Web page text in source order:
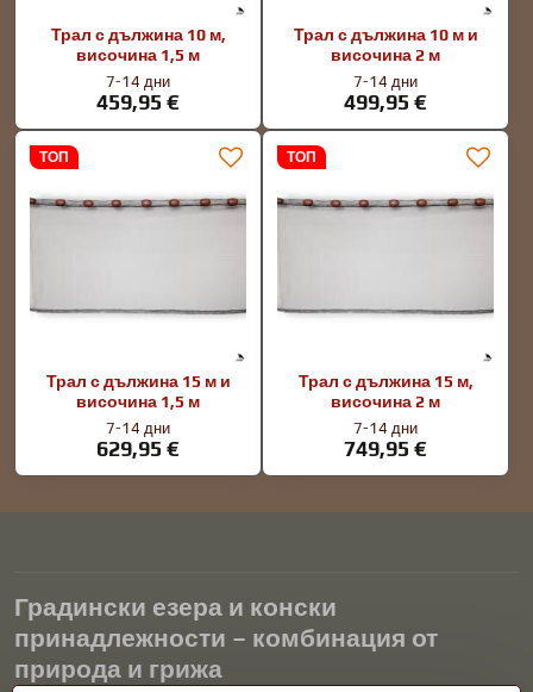
Трал с дължина 10 м,
височина 1,5 м
7-14 дни
459,95 €
Трал с дължина 10 м и
височина 2 м
7-14 дни
499,95 €
ТОП
Трал с дължина 15 м и
височина 1,5 м
7-14 дни
629,95 €
ТОП
Трал с дължина 15 м,
височина 2 м
7-14 дни
749,95 €
Градински езера и конски
принадлежности – комбинация от
природа и грижа